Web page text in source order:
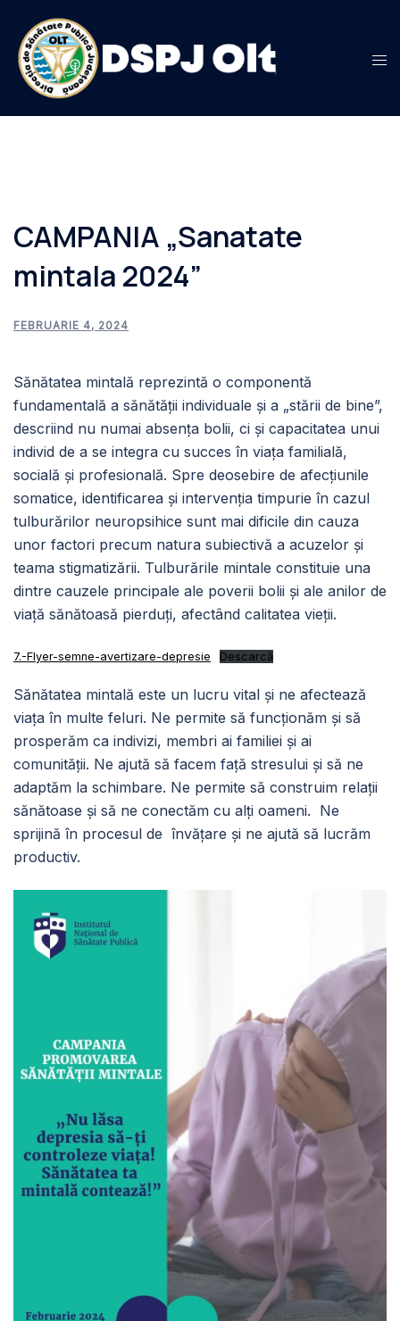
conținut
CAMPANIA „Sanatate
mintala 2024”
FEBRUARIE 4, 2024
Sănătatea mintală reprezintă o componentă
fundamentală a sănătăţii individuale și a „stării de bine”,
descriind nu numai absența bolii, ci și capacitatea unui
individ de a se integra cu succes în viața familială,
socială și profesională. Spre deosebire de afecțiunile
somatice, identificarea și intervenția timpurie în cazul
tulburărilor neuropsihice sunt mai dificile din cauza
unor factori precum natura subiectivă a acuzelor și
teama stigmatizării. Tulburările mintale constituie una
dintre cauzele principale ale poverii bolii și ale anilor de
viață sănătoasă pierduți, afectând calitatea vieții.
7.-Flyer-semne-avertizare-depresie Descarcă
Sănătatea mintală este un lucru vital și ne afectează
viața în multe feluri. Ne permite să funcționăm și să
prosperăm ca indivizi, membri ai familiei și ai
comunității. Ne ajută să facem față stresului și să ne
adaptăm la schimbare. Ne permite să construim relații
sănătoase și să ne conectăm cu alți oameni. Ne
sprijină în procesul de învățare și ne ajută să lucrăm
productiv.